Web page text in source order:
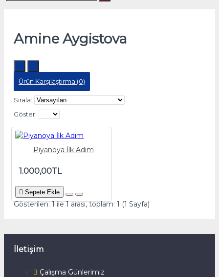
Amine Aygistova
Ürün Karşılaştırma (0)
Sırala:
Göster:
Piyanoya İlk Adım
1.000,00TL
Sepete Ekle
Gösterilen: 1 ile 1 arası, toplam: 1 (1 Sayfa)
İletişim
Çalışma Günlerimiz